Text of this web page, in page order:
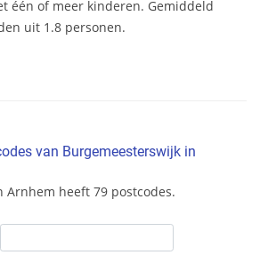
één of meer kinderen. Gemiddeld
uit 1.8 personen.
van Burgemeesterswijk in
Arnhem heeft 79 postcodes.